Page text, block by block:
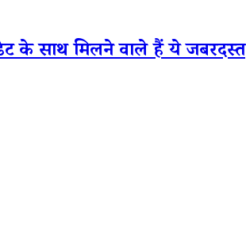
साथ मिलने वाले हैं ये जबरदस्त